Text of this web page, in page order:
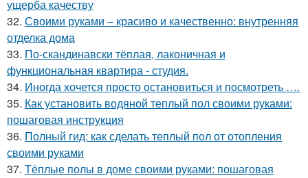
ущерба качеству
32. Своими руками – красиво и качественно: внутренняя
отделка дома
33. По-скандинавски тёплая, лаконичная и
функциональная квартира - студия.
34. Иногда хочется просто остановиться и посмотреть ….
35. Как установить водяной теплый пол своими руками:
пошаговая инструкция
36. Полный гид: как сделать теплый пол от отопления
своими руками
37. Тёплые полы в доме своими руками: пошаговая